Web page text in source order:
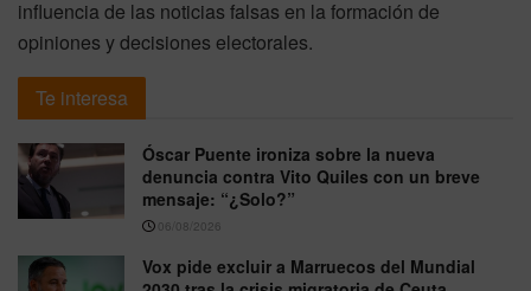
influencia de las noticias falsas en la formación de
opiniones y decisiones electorales.
Te interesa
Óscar Puente ironiza sobre la nueva
denuncia contra Vito Quiles con un breve
mensaje: “¿Solo?”
06/08/2026
Vox pide excluir a Marruecos del Mundial